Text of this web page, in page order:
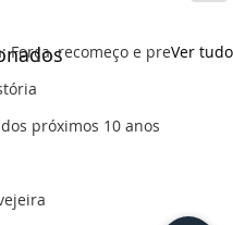
Força, recomeço e pre
próximos 10 anos
Ver tudo